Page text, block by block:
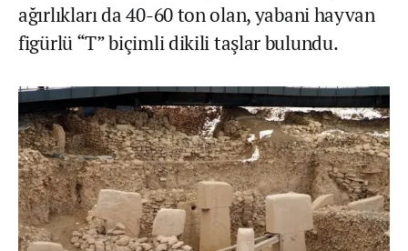
ağırlıkları da 40-60 ton olan, yabani hayvan
figürlü “T” biçimli dikili taşlar bulundu.